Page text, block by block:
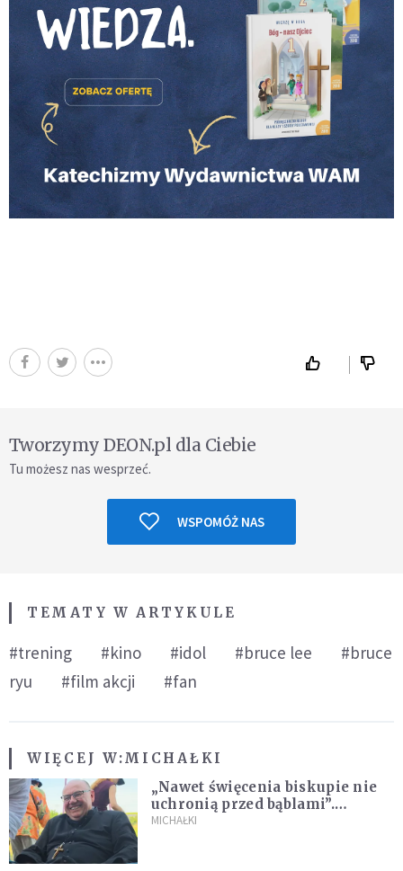
Tworzymy DEON.pl dla Ciebie
Tu możesz nas wesprzeć.
WSPOMÓŻ NAS
TEMATY W ARTYKULE
#trening #kino #idol #bruce lee
#bruce
ryu
#film akcji #fan
WIĘCEJ W: MICHAŁKI
„Nawet święcenia biskupie nie
uchronią przed bąblami”.
Archidiecezja pokazała
MICHAŁKI